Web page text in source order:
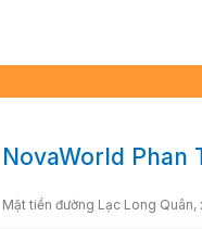
NovaWorld Phan
Mặt tiền đường Lạc Long